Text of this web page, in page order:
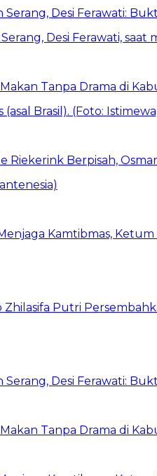
Desi Ferawati:
Tanpa Drama di
Berpisah,
Kamtibmas,
Zhilasifa Putri
Desi Ferawati:
Tanpa Drama di